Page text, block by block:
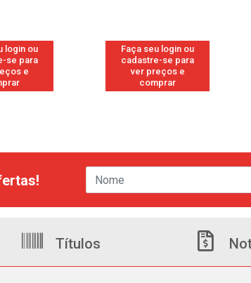
login ou
se para
e
Faça seu login ou
cadastre-se para
ver preços e
comprar
Títulos